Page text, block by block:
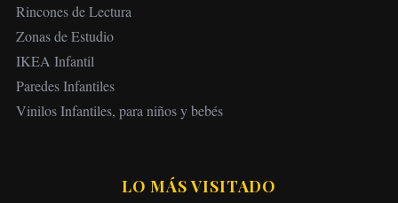
Rincones de Lectura
Zonas de Estudio
IKEA Infantil
Paredes Infantiles
Vinilos Infantiles, para niños y bebés
LO MÁS VISITADO